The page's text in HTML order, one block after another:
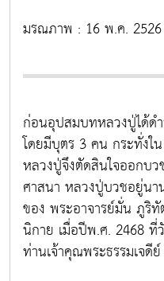
มรณภาพ : 16 พ.ค.
ก่อนอุปสมบทหลวงปู่ได้ด
โดยมีบุตร 3 คน กระทั่ง
หลวงปู่จึงตัดสินใจออกบ
ศาสนา หลวงปู่บวชอยู่น
ของ พระอาจารย์มั่น ภูริ
นิกาย เมื่อปีพ.ศ. 2468
ท่านเจ้าคุณพระธรรมเจ